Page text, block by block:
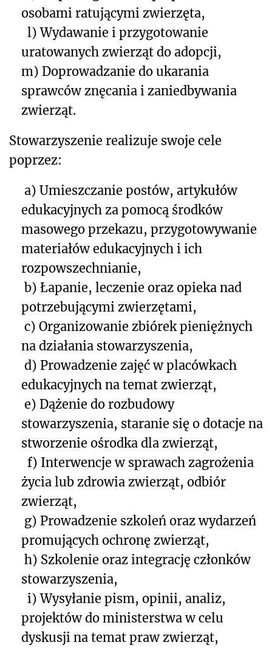
osobami ratującymi zwierzęta,
l) Wydawanie i przygotowanie
uratowanych zwierząt do adopcji,
m) Doprowadzanie do ukarania
sprawców znęcania i zaniedbywania
zwierząt.
Stowarzyszenie realizuje swoje cele
poprzez:
a) Umieszczanie postów, artykułów
edukacyjnych za pomocą środków
masowego przekazu, przygotowywanie
materiałów edukacyjnych i ich
rozpowszechnianie,
b) Łapanie, leczenie oraz opieka nad
potrzebującymi zwierzętami,
c) Organizowanie zbiórek pieniężnych
na działania stowarzyszenia,
d) Prowadzenie zajęć w placówkach
edukacyjnych na temat zwierząt,
e) Dążenie do rozbudowy
stowarzyszenia, staranie się o dotacje na
stworzenie ośrodka dla zwierząt,
f) Interwencje w sprawach zagrożenia
życia lub zdrowia zwierząt, odbiór
zwierząt,
g) Prowadzenie szkoleń oraz wydarzeń
promujących ochronę zwierząt,
h) Szkolenie oraz integrację członków
stowarzyszenia,
i) Wysyłanie pism, opinii, analiz,
projektów do ministerstwa w celu
dyskusji na temat praw zwierząt,